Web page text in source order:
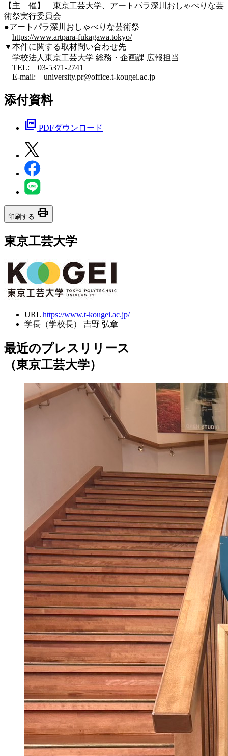
【主 催】 東京工芸大学、アートパラ深川おしゃべりな芸
術祭実行委員会
●アートパラ深川おしゃべりな芸術祭
https://www.artpara-fukagawa.tokyo/
▼本件に関する取材問い合わせ先
学校法人東京工芸大学 総務・企画課 広報担当
TEL: 03-5371-2741
E-mail: university.pr@office.t-kougei.ac.jp
添付資料
picture_as_pdf PDFダウンロード
印刷する print
東京工芸大学
URL https://www.t-kougei.ac.jp/
学長（学校長）
吉野 弘章
最近のプレスリリース
（東京工芸大学）